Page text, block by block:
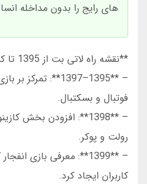
های رایج را بدون مداخله
**نقشه راه لاتی بت از 1395 تا کنون**
– **1395–1397**:
فوتبال و بسکتبال.
– **1398**: افزودن بخش
رولت و پوکر.
– **1399**: معرفی بازی
کاربران ایجاد کرد.